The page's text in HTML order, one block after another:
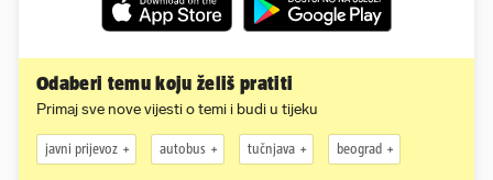
Odaberi temu koju želiš pratiti
Primaj sve nove vijesti o temi i budi u tijeku
javni prijevoz autobus tučnjava beograd